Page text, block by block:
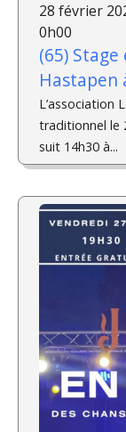
28 février
0h00
(65)
Hastapen
L’association
traditionnel le
suit 14h30 à...